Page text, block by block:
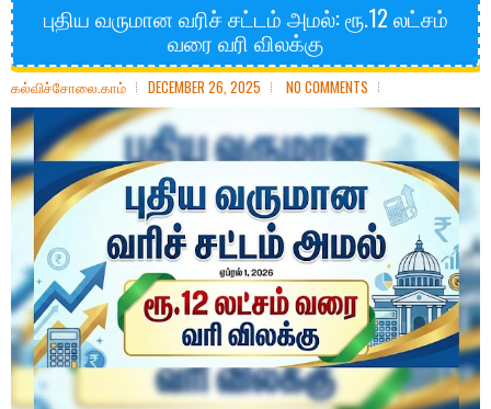
புதிய வருமான வரிச் சட்டம் அமல்: ரூ.12 லட்சம்
வரை வரி விலக்கு
கல்விச்சோலை.காம் DECEMBER 26, 2025 NO COMMENTS